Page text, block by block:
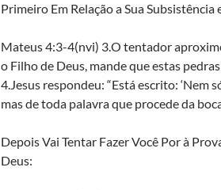
Primeiro Em Relação a Sua Subsistência
Mateus 4:3-4(nvi) 3.O tentador
o Filho de Deus, mande que estas
4.Jesus respondeu: “Está escrito: ‘Nem
mas de toda palavra que procede da boca
Depois Vai Tentar Fazer Você Por à
Deus: